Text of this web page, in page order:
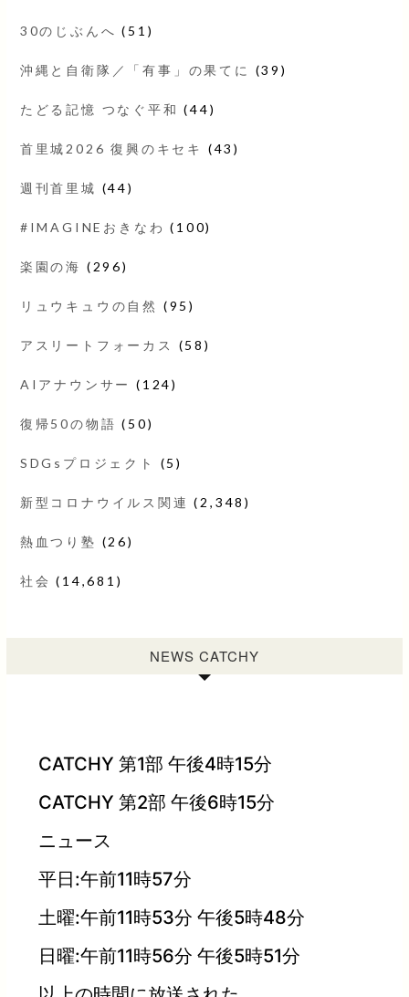
30のじぶんへ (51)
沖縄と自衛隊／「有事」の果てに (39)
たどる記憶 つなぐ平和 (44)
首里城2026 復興のキセキ (43)
週刊首里城 (44)
#IMAGINEおきなわ (100)
楽園の海 (296)
リュウキュウの自然 (95)
アスリートフォーカス (58)
AIアナウンサー (124)
復帰50の物語 (50)
SDGsプロジェクト (5)
新型コロナウイルス関連 (2,348)
熱血つり塾 (26)
社会 (14,681)
NEWS CATCHY
CATCHY 第1部 午後4時15分
CATCHY 第2部 午後6時15分
ニュース
平日:午前11時57分
土曜:午前11時53分 午後5時48分
日曜:午前11時56分 午後5時51分